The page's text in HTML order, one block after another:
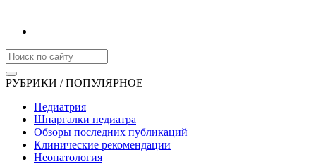
РУБРИКИ / ПОПУЛЯРНОЕ
Педиатрия
Шпаргалки педиатра
Обзоры последних публикаций
Клинические рекомендации
Неонатология